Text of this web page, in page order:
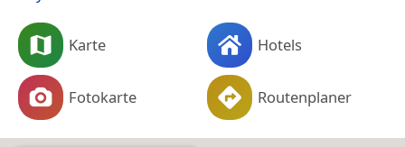
Karte Hotels
Fotokarte Routenplaner